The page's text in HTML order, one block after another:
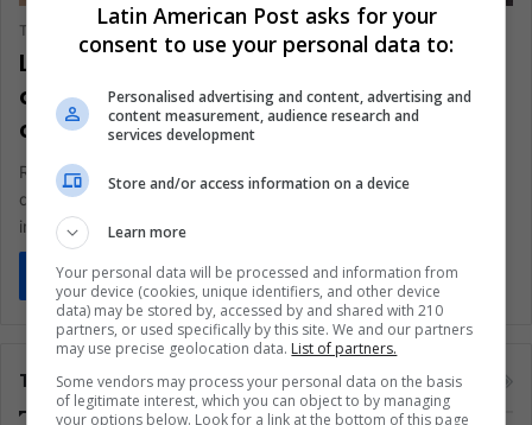
The Latin American Post Staff
La influencia de Rappi crece a medida
que TIME reconoce la innovación
colombiana
Rappi, la plataforma colombiana de comercio local y servicios
digitales, ha sido nombrada una de las empresas más
influyentes de…
Read More »
Tags
Latin American Post asks for your
consent to use your personal data to:
Personalised advertising and content, advertising and
content measurement, audience research and
services development
Store and/or access information on a device
Learn more
Your personal data will be processed and information from
your device (cookies, unique identifiers, and other device
data) may be stored by, accessed by and shared with 210
partners, or used specifically by this site. We and our partners
may use precise geolocation data. List of partners.
Some vendors may process your personal data on the basis
of legitimate interest, which you can object to by managing
your options below. Look for a link at the bottom of this page